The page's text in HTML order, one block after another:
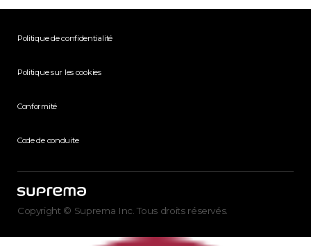
Politique de confidentialité
Politique sur les cookies
Conformité
Code de conduite
Copyright © Suprema Inc. Tous droits réservés.